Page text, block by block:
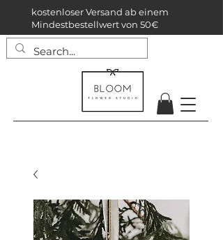
kostenloser Versand ab einem
Mindestbestellwert von 50€